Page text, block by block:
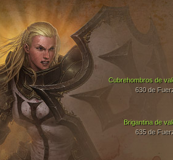
Brigantina de
635 de
Cubrehombros de
630 de